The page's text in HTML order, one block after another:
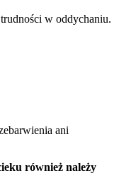
w oddychaniu.
ani
również należy